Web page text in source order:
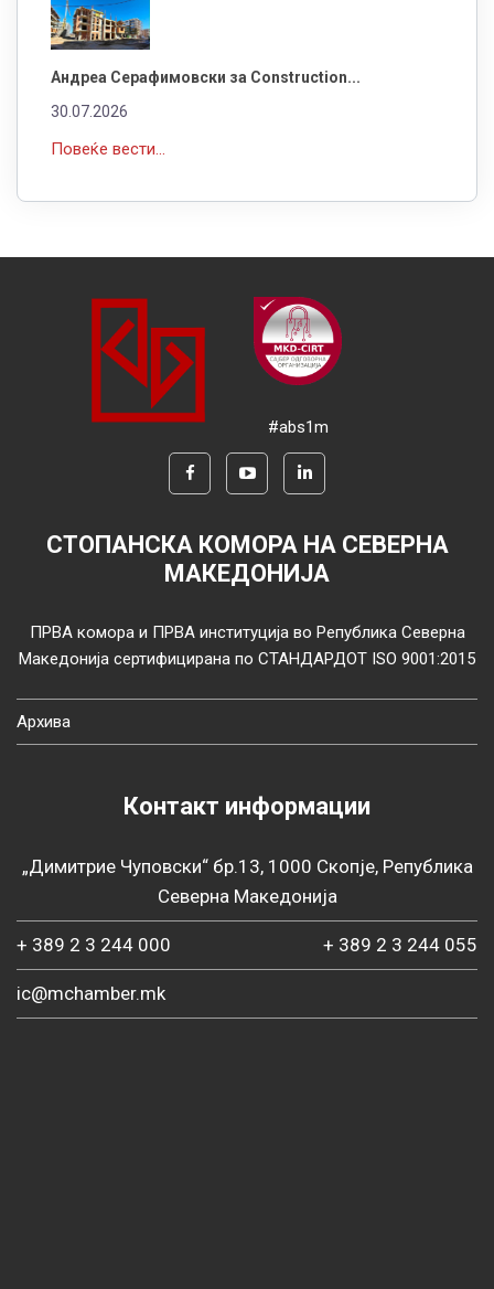
Андреа Серафимовски за Construction...
30.07.2026
Повеќе вести...
#abs1m
СТОПАНСКА КОМОРА НА СЕВЕРНА
МАКЕДОНИЈА
ПРВА комора и ПРВА институција во Република Северна
Македонија сертифицирана по СТАНДАРДОТ ISO 9001:2015
Архива
Контакт информации
„Димитрие Чуповски“ бр.13, 1000 Скопје, Република
Северна Македонија
+ 389 2 3 244 000 + 389 2 3 244 055
ic@mchamber.mk